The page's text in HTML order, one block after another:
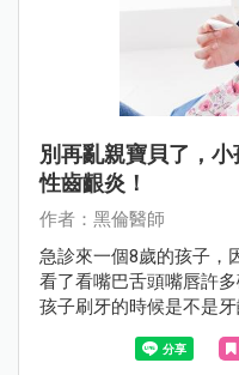
別再亂親寶貝了，
性齒齦炎！
作者：黑倫醫師
急診來一個8歲的孩子，
看了看嘴巴舌頭嘴唇許
孩子刷牙的時候是不是
很驚訝的表情看著我。